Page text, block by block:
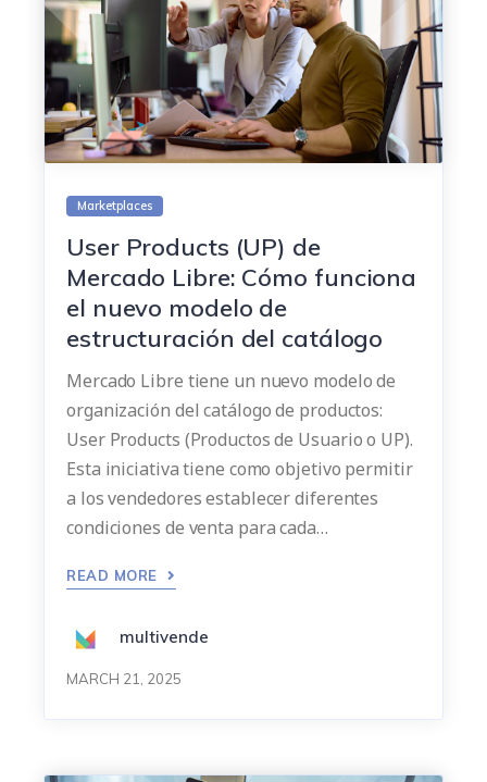
Marketplaces
User Products (UP) de
Mercado Libre: Cómo funciona
el nuevo modelo de
estructuración del catálogo
Mercado Libre tiene un nuevo modelo de
organización del catálogo de productos:
User Products (Productos de Usuario o UP).
Esta iniciativa tiene como objetivo permitir
a los vendedores establecer diferentes
condiciones de venta para cada…
READ MORE
multivende
MARCH 21, 2025